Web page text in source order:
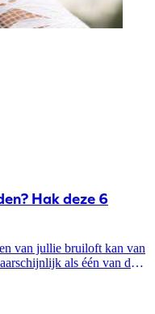
Hak deze 6
van jullie bruiloft kan van
als één van de
Hoe begin je nu
Hak eerst deze